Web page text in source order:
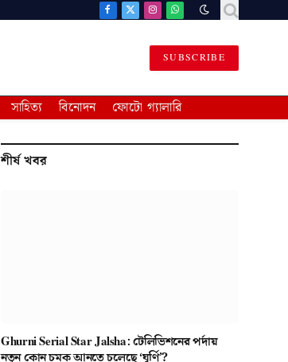
Facebook
X
InstagramWhatsApp
SUBSCRIBE
সাহিত্য বিনোদন ফোটো গ্যালারি
শীর্ষ খবর
Ghurni Serial Star Jalsha: টেলিভিশনের পর্দায়
নতুন কোন চমক আনতে চলেছে ‘ঘূর্ণি’?